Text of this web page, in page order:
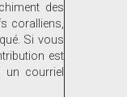
des
coralliens,
Si vous
est
un courriel